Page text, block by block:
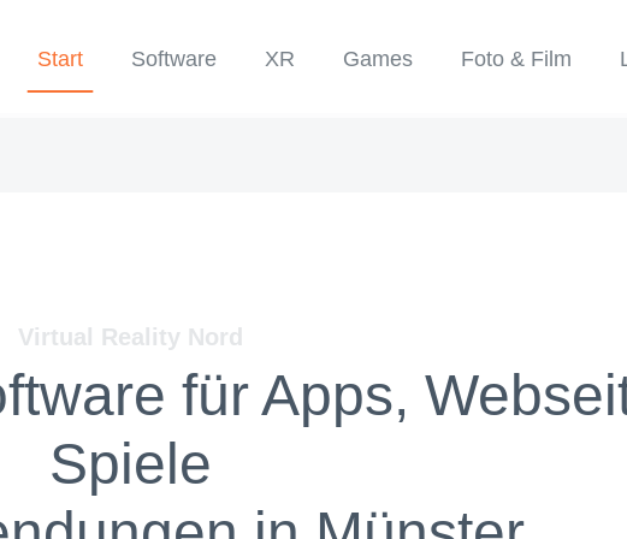
Start Software XR Games Foto & Film
Virtual Reality Nord
für Apps,
Spiele